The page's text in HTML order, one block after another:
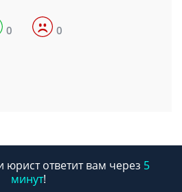
0 0
юрист ответит вам через 5
минут!